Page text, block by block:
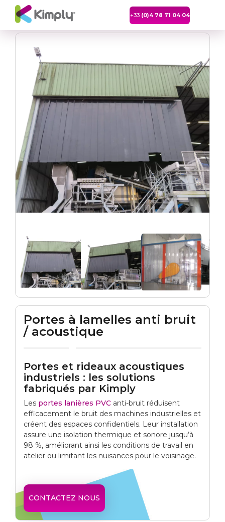
+33 (0)4 78 71 04 04
Portes à lamelles anti bruit
/ acoustique
Portes et rideaux acoustiques
industriels : les solutions
fabriqués par Kimply
Les portes lanières PVC anti-bruit réduisent
efficacement le bruit des machines industrielles et
créent des espaces confidentiels. Leur installation
assure une isolation thermique et sonore jusqu’à
98 %, améliorant ainsi les conditions de travail en
atelier ou limitant les nuisances pour le voisinage.
CONTACTEZ NOUS